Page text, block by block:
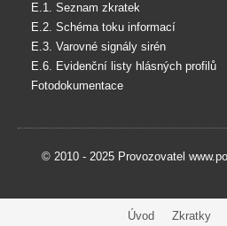
E.1. Seznam zkratek
E.2. Schéma toku informací
E.3. Varovné signály sirén
E.6. Evidenční listy hlásných profilů
Fotodokumentace
© 2010 - 2025 Provozovatel
Úvod Zkratky